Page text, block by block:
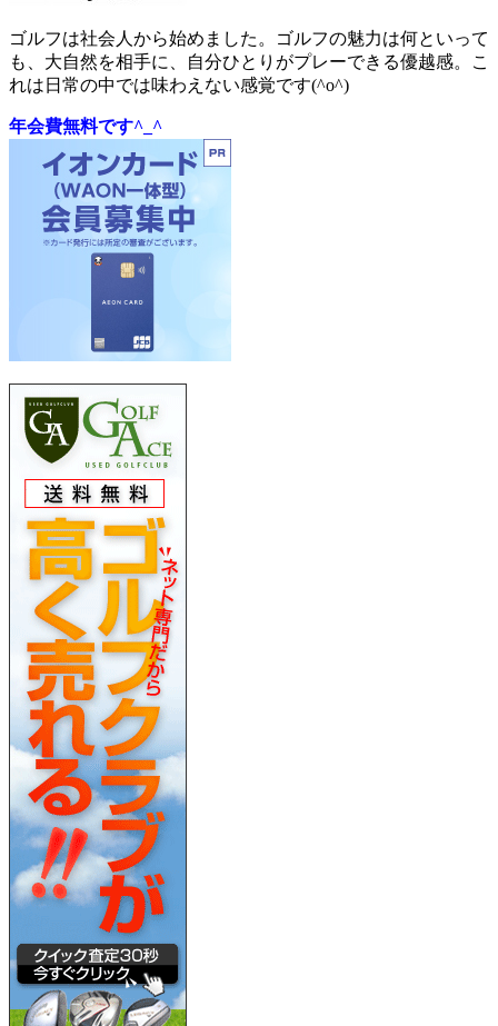
ゴルフは社会人から始めました。ゴルフの魅力は何といって
も、大自然を相手に、自分ひとりがプレーできる優越感。こ
れは日常の中では味わえない感覚です(^o^)
年会費無料です^_^